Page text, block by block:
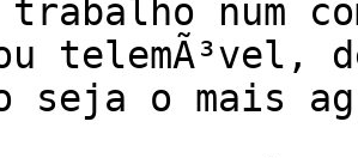
num
telemÃ³vel,
seja o mais